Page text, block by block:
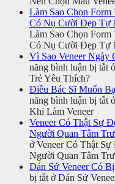
Làm Sao Chọn Form
Có Nụ Cười Đẹp Tự
Làm Sao Chọn Form
Có Nụ Cười Đẹp Tự
Vì Sao Veneer Ngày
năng bình luận bị tắtở
Trẻ Yêu Thích?
Điều Bác Sĩ Muốn
năng bình luận bị tắt
Khi Làm Veneer
Veneer Có Thật Sự
Người Quan Tâm
ở Veneer Có Thật
Người Quan Tâm
Dán Sứ Veneer Có
bị tắtở Dán Sứ